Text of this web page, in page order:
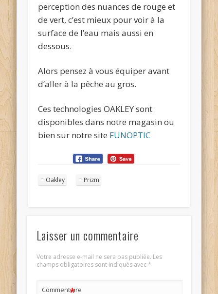
perception des nuances de rouge et
de vert, c’est mieux pour voir à la
surface de l’eau mais aussi en
dessous.
Alors pensez à vous équiper avant
d’aller à la pêche au gros.
Ces technologies OAKLEY sont
disponibles dans notre magasin ou
bien sur notre site FUNOPTIC
Oakley Prizm
Laisser un commentaire
Votre adresse e-mail ne sera pas publiée. Les
champs obligatoires sont indiqués avec*
Commentaire